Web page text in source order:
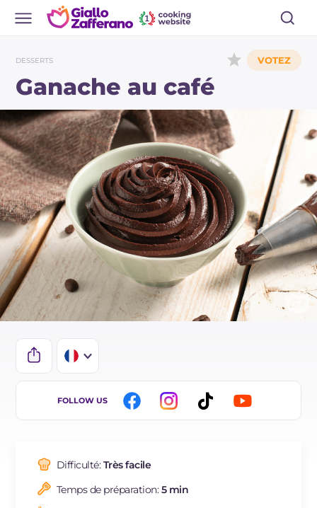
DESSERTS
Ganache au café
IT
ES
NL
FOLLOW US
Difficulté:Très facile
Temps de préparation:5 min